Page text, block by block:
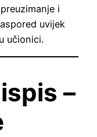
i
uvijek
učionici.
–